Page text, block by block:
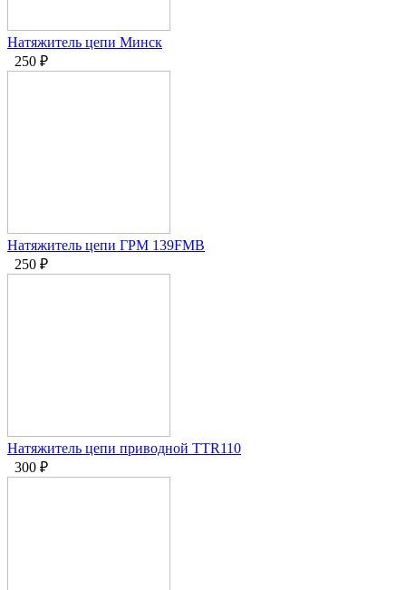
Натяжитель цепи Минск
250 ₽
Натяжитель цепи ГРМ 139FMB
250 ₽
Натяжитель цепи приводной TTR110
300 ₽